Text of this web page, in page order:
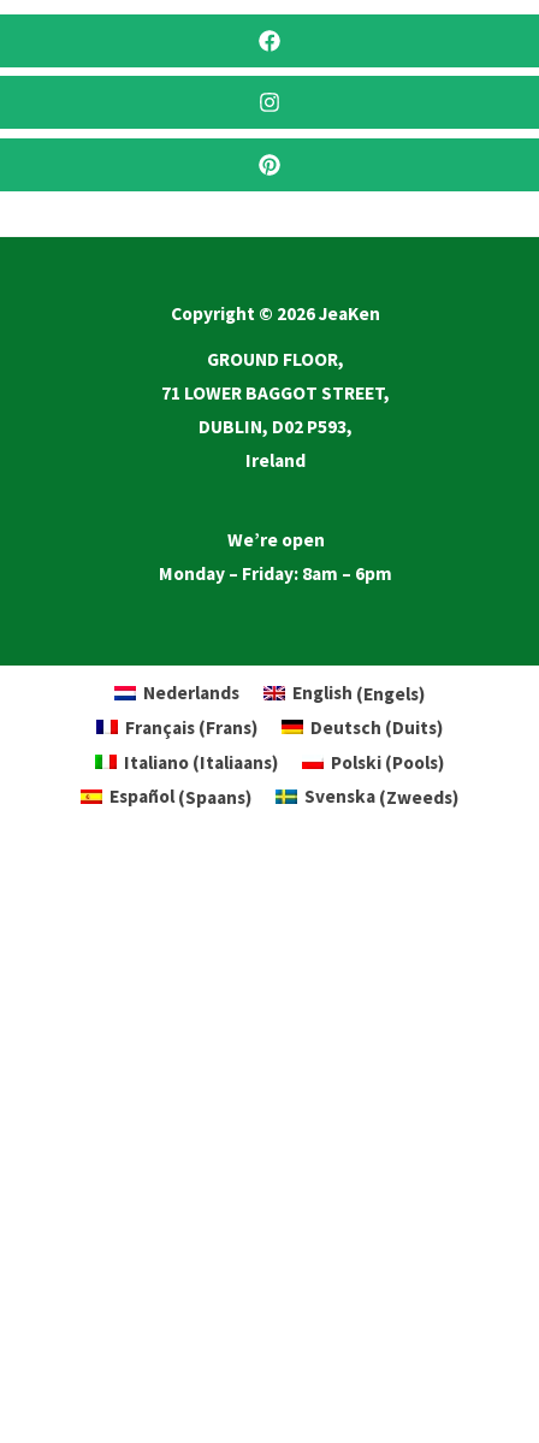
Copyright © 2026 JeaKen
GROUND FLOOR,
71 LOWER BAGGOT STREET,
DUBLIN, D02 P593,
Ireland
We’re open
Monday – Friday: 8am – 6pm
Nederlands English (Engels)
Français (Frans) Deutsch (Duits)
Italiano (Italiaans) Polski (Pools)
Español(Spaans) Svenska (Zweeds)